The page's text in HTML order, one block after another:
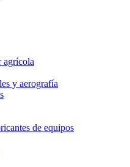
agrícola
y aerografía
de equipos